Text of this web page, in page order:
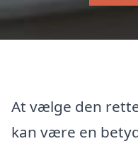
At vælge den
kan være en